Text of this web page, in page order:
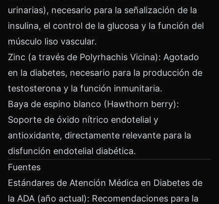
urinarias), necesario para la señalización de la
insulina, el control de la glucosa y la función del
músculo liso vascular.
Zinc (a través de Polyrhachis Vicina): Agotado
en la diabetes, necesario para la producción de
testosterona y la función inmunitaria.
Baya de espino blanco (Hawthorn berry):
Soporte de óxido nítrico endotelial y
antioxidante, directamente relevante para la
disfunción endotelial diabética.
Fuentes
Estándares de Atención Médica en Diabetes de
la ADA (año actual): Recomendaciones para la